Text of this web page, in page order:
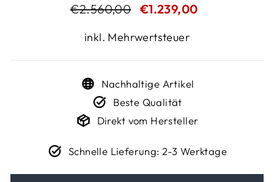
Normaler
€2.560,00 Sonderpreis
€1.239,00
inkl. Mehrwertsteuer
Nachhaltige Artikel
Beste Qualität
Direkt vom Hersteller
Schnelle Lieferung: 2-3 Werktage